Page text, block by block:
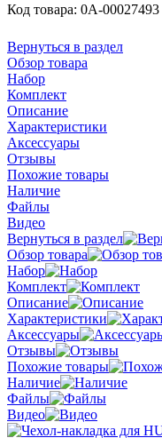
Код товара: 0А-00027493
Вернуться в раздел
Обзор товара
Набор
Комплект
Описание
Характеристики
Аксессуары
Отзывы
Похожие товары
Наличие
Файлы
Видео
Вернуться в раздел
Обзор товара
Набор
Комплект
Описание
Характеристики
Аксессуары
Отзывы
Похожие товары
Наличие
Файлы
Видео